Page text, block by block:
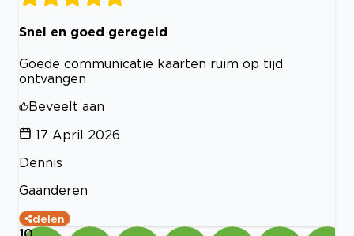
Snel en goed geregeld
Goede communicatie kaarten ruim op tijd
ontvangen
Beveelt aan
17 April 2026
Dennis
Gaanderen
delen